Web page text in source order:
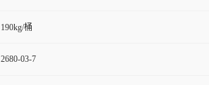
190kg/桶
2680-03-7